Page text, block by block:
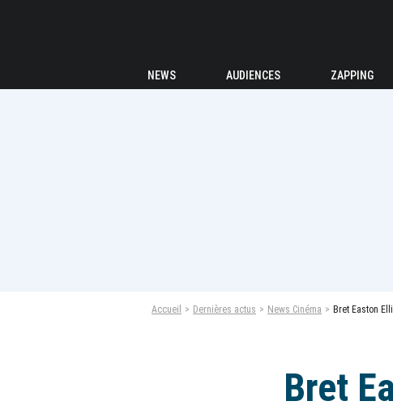
NEWS AUDIENCES ZAPPING
Accueil Dernières actus News Cinéma Bret Easton
Bret